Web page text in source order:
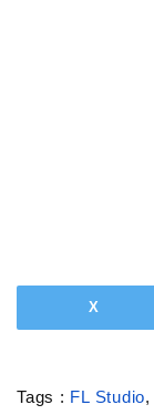
X
Tags : FL Studio,